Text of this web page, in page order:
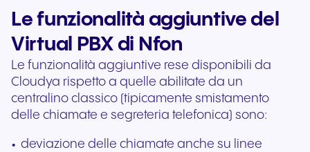
Le funzionalità aggiuntive del
Virtual PBX di Nfon
Le funzionalità aggiuntive rese disponibili da
Cloudya rispetto a quelle abilitate da un
centralino classico (tipicamente smistamento
delle chiamate e segreteria telefonica) sono:
deviazione delle chiamate anche su linee